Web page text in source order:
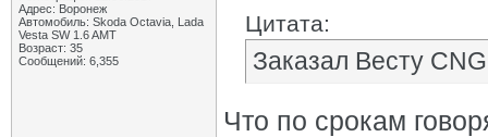
Адрес: Воронеж
Автомобиль: Skoda Octavia, Lada
Vesta SW 1.6 AMT
Возраст: 35
Сообщений: 6,355
Цитата:
Заказал Весту
Что по срокам